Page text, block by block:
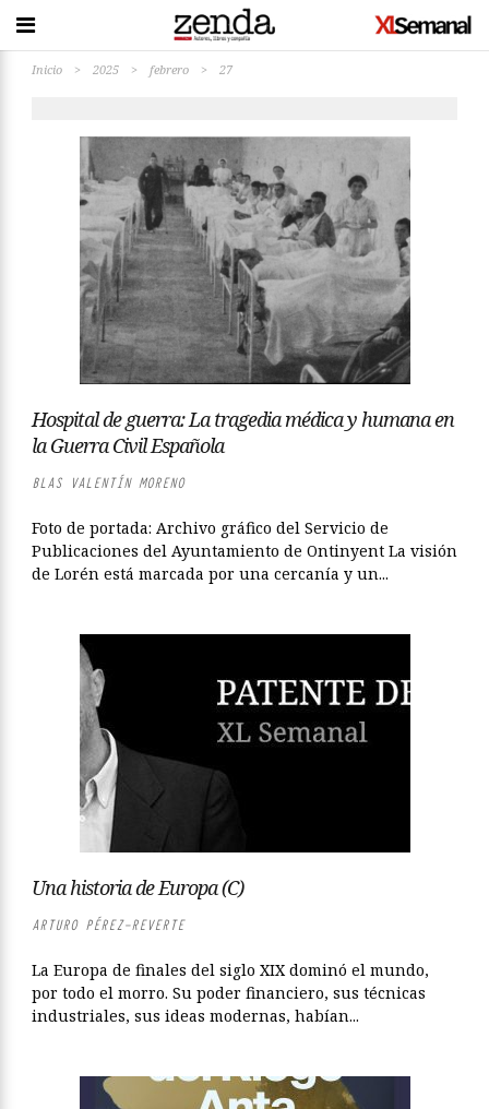
Inicio > 2025 > febrero > 27
Hospital de guerra: La tragedia médica y humana en
la Guerra Civil Española
BLAS VALENTÍN MORENO
Foto de portada: Archivo gráfico del Servicio de
Publicaciones del Ayuntamiento de Ontinyent La visión
de Lorén está marcada por una cercanía y un...
Una historia de Europa (C)
ARTURO PÉREZ-REVERTE
La Europa de finales del siglo XIX dominó el mundo,
por todo el morro. Su poder financiero, sus técnicas
industriales, sus ideas modernas, habían...